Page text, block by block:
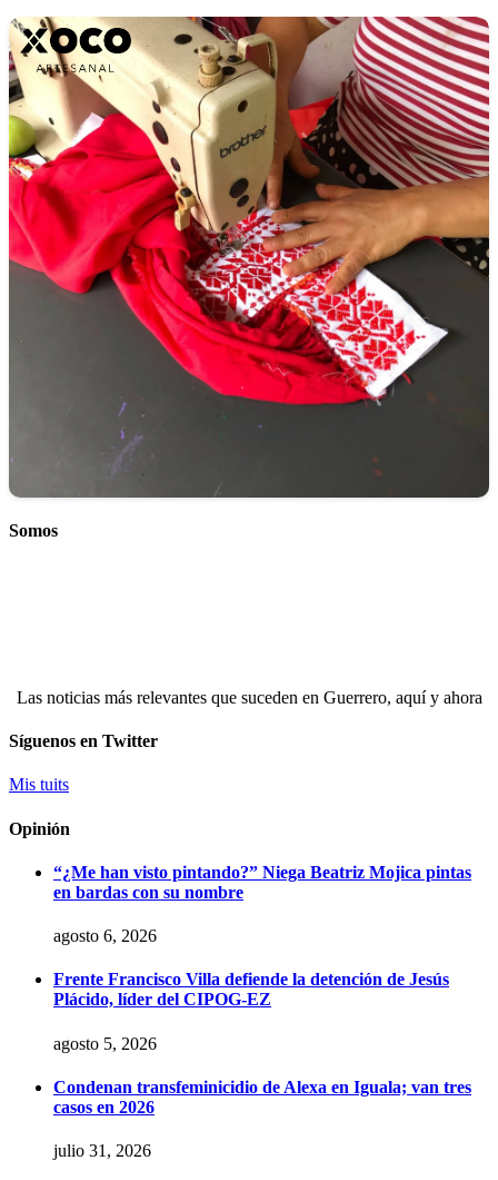
Somos
Las noticias más relevantes que suceden en Guerrero, aquí y ahora
Síguenos en Twitter
Mis tuits
Opinión
“¿Me han visto pintando?” Niega Beatriz Mojica pintas
en bardas con su nombre
agosto 6, 2026
Frente Francisco Villa defiende la detención de Jesús
Plácido, líder del CIPOG-EZ
agosto 5, 2026
Condenan transfeminicidio de Alexa en Iguala; van tres
casos en 2026
julio 31, 2026